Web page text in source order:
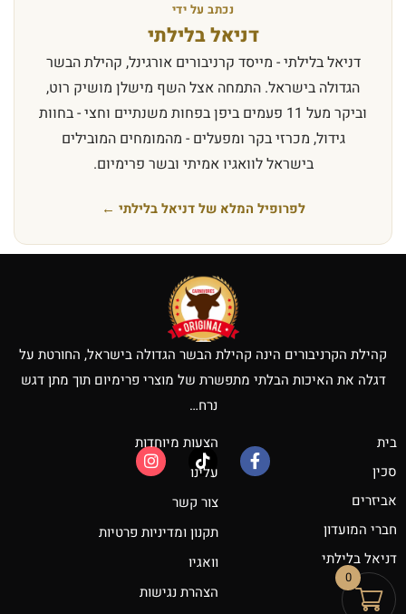
נכתב על ידי
דניאל בלילתי
דניאל בלילתי - מייסד קרניבורים אורגינל, קהילת הבשר
הגדולה בישראל. התמחה אצל השף מישלן מושיק רוט,
וביקר מעל 11 פעמים ביפן בפחות משנתיים וחצי - בחוות
גידול, מכרזי בקר ומפעלים - מהמומחים המובילים
בישראל לוואגיו אמיתי ובשר פרימיום.
לפרופיל המלא של דניאל בלילתי ←
קהילת הקרניבורים הינה קהילת הבשר הגדולה בישראל, החורטת על
דגלה את האיכות הבלתי מתפשרת של מוצרי פרימיום תוך מתן דגש
נרח…
בית
סכין
אביזרים
חברי המועדון
דניאל בלילתי
הצעות מיוחדות
עלינו
צור קשר
תקנון ומדיניות פרטיות
וואגיו
הצהרת נגישות
0